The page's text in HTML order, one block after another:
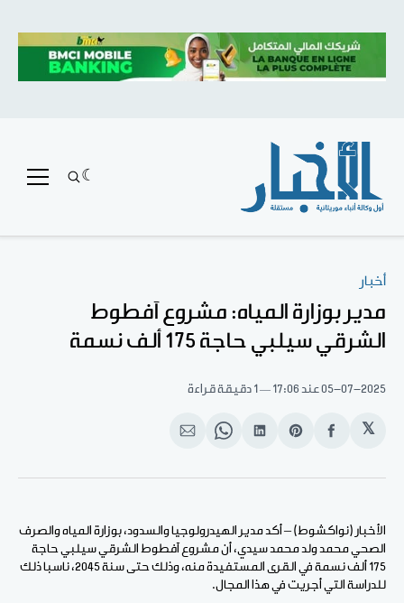
أخبار
مدير بوزارة المياه: مشروع آفطوط
الشرقي سيلبي حاجة 175 ألف نسمة
05-07-2025عند 17:06 1 دقيقة قراءة
𝕏
انشر
الفيسبوك
Share
Pinterest
انشر
لينكد
Share
WhatsApp
انشر
الإيميل
الأخبار (نواكشوط) – أكد مدير الهيدرولوجيا والسدود، بوزارة المياه والصرف
الصحي محمد ولد محمد سيدي، أن مشروع آفطوط الشرقي سيلبي حاجة
175 ألف نسمة في القرى المستفيدة منه، وذلك حتى سنة 2045، ناسبا ذلك
للدراسة التي أجريت في هذا المجال.